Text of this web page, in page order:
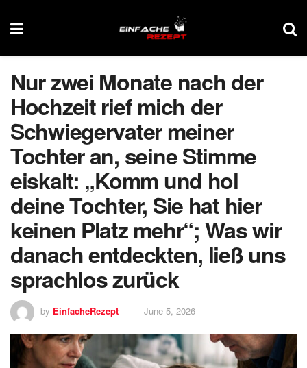
Nur zwei Monate nach der
Hochzeit rief mich der
Schwiegervater meiner
Tochter an, seine Stimme
eiskalt: „Komm und hol
deine Tochter, Sie hat hier
keinen Platz mehr“; Was wir
danach entdeckten, ließ uns
sprachlos zurück
by EinfacheRezept June 5, 2026